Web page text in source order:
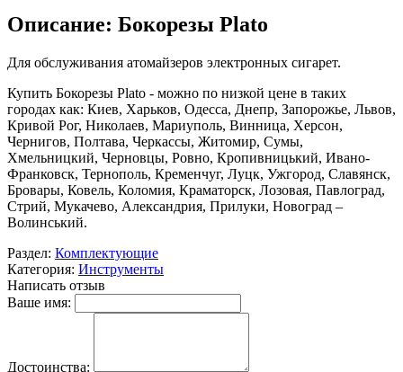
Описание: Бокорезы Plato
Для обслуживания атомайзеров электронных сигарет.
Купить Бокорезы Plato - можно по низкой цене в таких
городах как: Киев, Харьков, Одесса, Днепр, Запорожье, Львов,
Кривой Рог, Николаев, Мариуполь, Винница, Херсон,
Чернигов, Полтава, Черкассы, Житомир, Сумы,
Хмельницкий, Черновцы, Ровно, Кропивницький, Ивано-
Франковск, Тернополь, Кременчуг, Луцк, Ужгород, Славянск,
Бровары, Ковель, Коломия, Краматорск, Лозовая, Павлоград,
Стрий, Мукачево, Александрия, Прилуки, Новоград –
Волинський.
Раздел: Комплектующие
Категория: Инструменты
Написать отзыв
Ваше имя:
Достоинства: